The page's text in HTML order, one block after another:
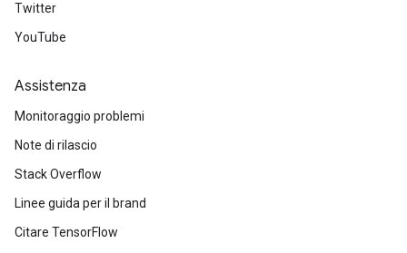
Twitter
YouTube
Assistenza
Monitoraggio problemi
Note di rilascio
Stack Overflow
Linee guida per il brand
Citare TensorFlow